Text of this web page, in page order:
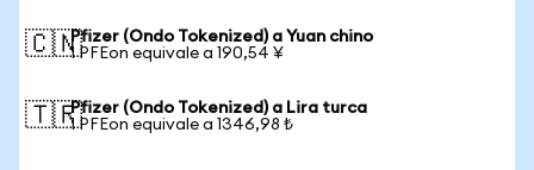
🇨🇳Pfizer (Ondo Tokenized) a Yuan chino
1 PFEon equivale a 190,54 ¥
🇹🇷Pfizer (Ondo Tokenized) a Lira turca
1 PFEon equivale a 1346,98 ₺